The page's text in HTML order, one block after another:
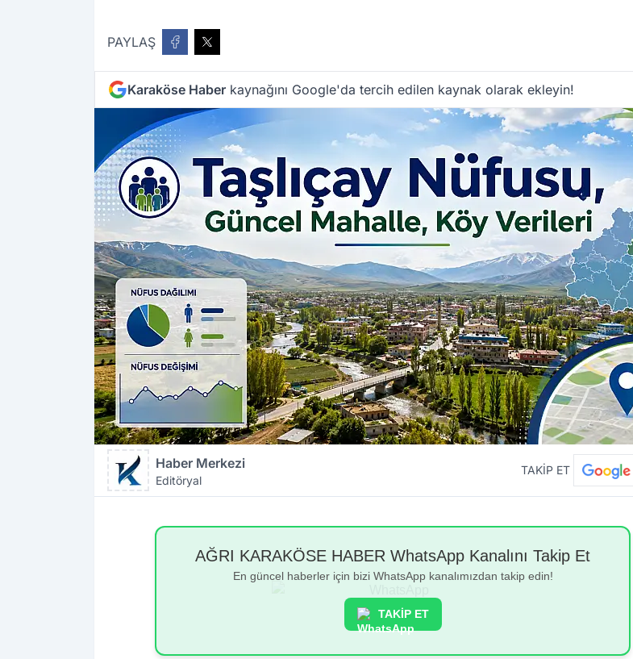
PAYLAŞ
Karaköse Haber kaynağını Google'da tercih edilen kaynak olarak ekleyin!
Haber Merkezi
Editöryal
TAKİP ET
AĞRI KARAKÖSE HABER WhatsApp Kanalını Takip Et
En güncel haberler için bizi WhatsApp kanalımızdan takip edin!
TAKİP ET